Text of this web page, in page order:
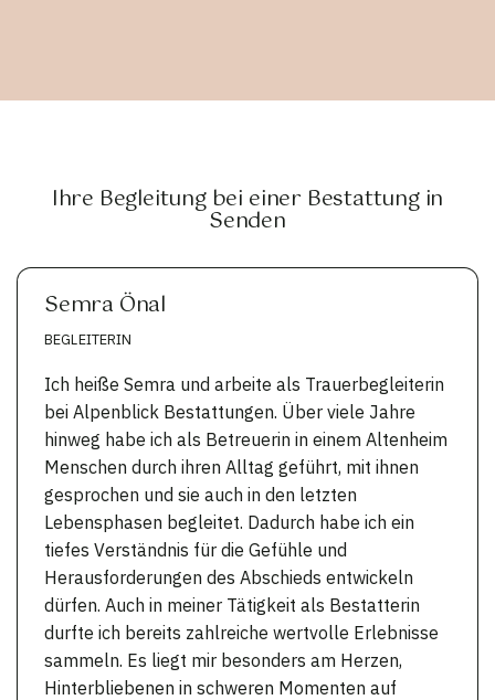
Ihre Begleitung bei einer Bestattung in
Senden
Semra Önal
BEGLEITERIN
Ich heiße Semra und arbeite als Trauerbegleiterin
bei Alpenblick Bestattungen. Über viele Jahre
hinweg habe ich als Betreuerin in einem Altenheim
Menschen durch ihren Alltag geführt, mit ihnen
gesprochen und sie auch in den letzten
Lebensphasen begleitet. Dadurch habe ich ein
tiefes Verständnis für die Gefühle und
Herausforderungen des Abschieds entwickeln
dürfen. Auch in meiner Tätigkeit als Bestatterin
durfte ich bereits zahlreiche wertvolle Erlebnisse
sammeln. Es liegt mir besonders am Herzen,
Hinterbliebenen in schweren Momenten auf